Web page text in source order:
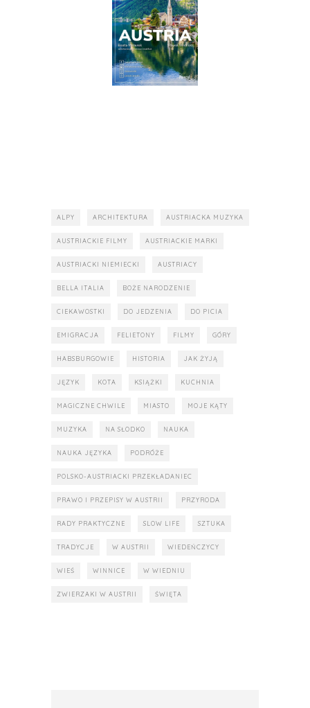
ALPY ARCHITEKTURA AUSTRIACKA MUZYKA
AUSTRIACKIE FILMY AUSTRIACKIE MARKI
AUSTRIACKI NIEMIECKI AUSTRIACY
BELLA ITALIA BOŻE NARODZENIE
CIEKAWOSTKI DO JEDZENIA DO PICIA
EMIGRACJA FELIETONY FILMY GÓRY
HABSBURGOWIE HISTORIA JAK ŻYJĄ
JĘZYK KOTA KSIĄŻKI KUCHNIA
MAGICZNE CHWILE MIASTO MOJE KĄTY
MUZYKA NA SŁODKO NAUKA
NAUKA JĘZYKA PODRÓŻE
POLSKO-AUSTRIACKI PRZEKŁADANIEC
PRAWO I PRZEPISY W AUSTRII PRZYRODA
RADY PRAKTYCZNE SLOW LIFE SZTUKA
TRADYCJE W AUSTRII WIEDEŃCZYCY
WIEŚ WINNICE W WIEDNIU
ZWIERZAKI W AUSTRII ŚWIĘTA